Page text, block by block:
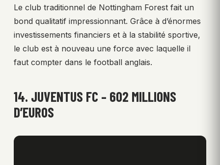
Le club traditionnel de Nottingham Forest fait un
bond qualitatif impressionnant. Grâce à d’énormes
investissements financiers et à la stabilité sportive,
le club est à nouveau une force avec laquelle il
faut compter dans le football anglais.
14. JUVENTUS FC – 602 MILLIONS
D’EUROS